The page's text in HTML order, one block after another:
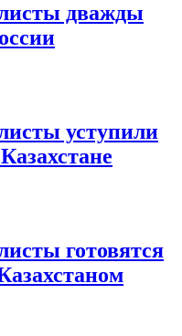
дважды
уступили
готовятся